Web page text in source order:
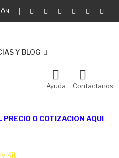
Y BLOG
Ayuda Contactanos
PRECIO O COTIZACION AQUI
Kit